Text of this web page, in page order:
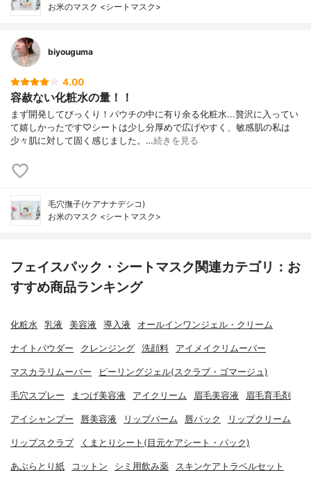
お米のマスク <シートマスク>
biyouguma
4.00
容赦ない化粧水の量！！
まず開発してびっくり！パウチの中に有り余る化粧水...贅沢に入ってい
て嬉しかったです♡シートは少し分厚めで広げやすく、敏感肌の私は
少々肌に対して固く感じました。…続きを見る
毛穴撫子(ケアナナデシコ)
お米のマスク <シートマスク>
フェイスパック・シートマスク関連カテゴリ：お
すすめ商品ランキング
化粧水 乳液 美容液 導入液 オールインワンジェル・クリーム
ナイトパウダー クレンジング 洗顔料 アイメイクリムーバー
マスカラリムーバー ピーリングジェル(スクラブ・ゴマージュ)
毛穴スプレー まつげ美容液 アイクリーム 眉毛美容液 眉毛育毛剤
アイシャンプー 唇美容液 リップバーム 唇パック リップクリーム
リップスクラブ くまとりシート(目元ケアシート・パック)
あぶらとり紙 コットン シミ用飲み薬 スキンケアトラベルセット